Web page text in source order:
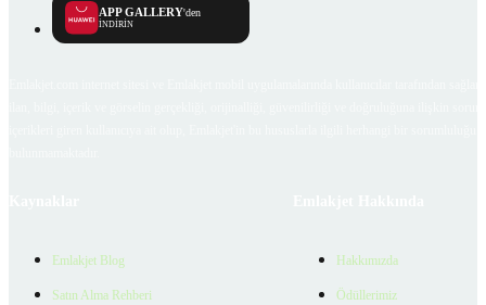
APP GALLERY'den
İNDİRİN
Emlakjet Blog
Satın Alma Rehberi
Hakkımızda
Ödüllerimiz